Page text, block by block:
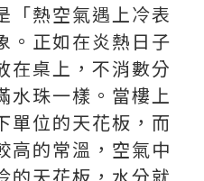
「熱空氣遇上冷表
。正如在炎熱日子
在桌上，不消數分
水珠一樣。當樓上
單位的天花板，而
高的常溫，空氣中